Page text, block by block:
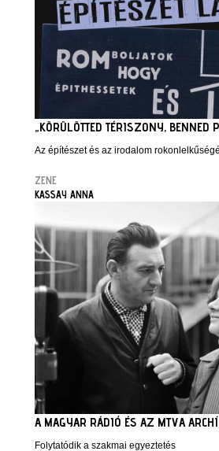
„KÖRÜLÖTTED TÉRISZONY, BENNED
Az építészet és az irodalom
ZENE
KASSAY ANNA
A MAGYAR RÁDIÓ ÉS AZ MTVA
Folytatódik a szakmai egyeztetés